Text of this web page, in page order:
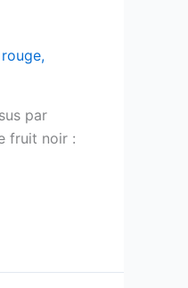
rouge,
par
fruit noir :